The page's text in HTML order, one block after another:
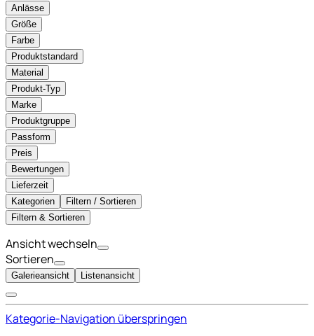
Anlässe
Größe
Farbe
Produktstandard
Material
Produkt-Typ
Marke
Produktgruppe
Passform
Preis
Bewertungen
Lieferzeit
Kategorien
Filtern / Sortieren
Filtern & Sortieren
Ansicht wechseln
Sortieren
Galerieansicht Listenansicht
Kategorie-Navigation überspringen